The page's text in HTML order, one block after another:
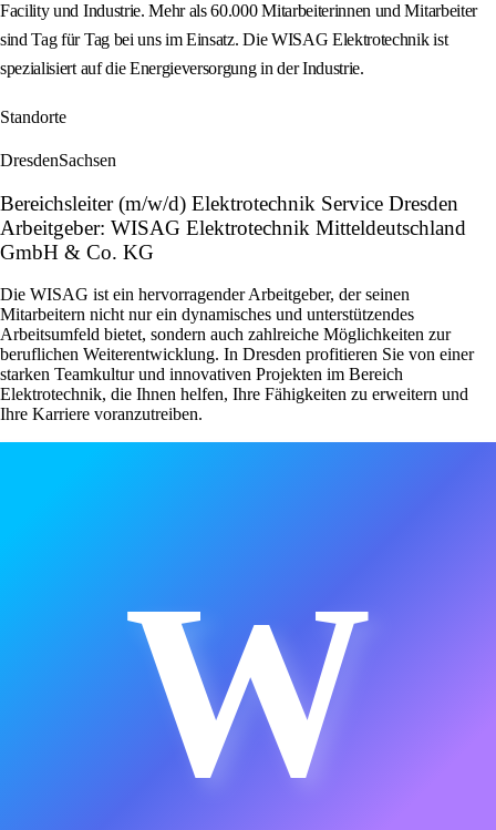
Facility und Industrie. Mehr als 60.000 Mitarbeiterinnen und Mitarbeiter
sind Tag für Tag bei uns im Einsatz. Die WISAG Elektrotechnik ist
spezialisiert auf die Energieversorgung in der Industrie.
Standorte
DresdenSachsen
Bereichsleiter (m/w/d) Elektrotechnik Service Dresden
Arbeitgeber: WISAG Elektrotechnik Mitteldeutschland
GmbH & Co. KG
Die WISAG ist ein hervorragender Arbeitgeber, der seinen
Mitarbeitern nicht nur ein dynamisches und unterstützendes
Arbeitsumfeld bietet, sondern auch zahlreiche Möglichkeiten zur
beruflichen Weiterentwicklung. In Dresden profitieren Sie von einer
starken Teamkultur und innovativen Projekten im Bereich
Elektrotechnik, die Ihnen helfen, Ihre Fähigkeiten zu erweitern und
Ihre Karriere voranzutreiben.
W